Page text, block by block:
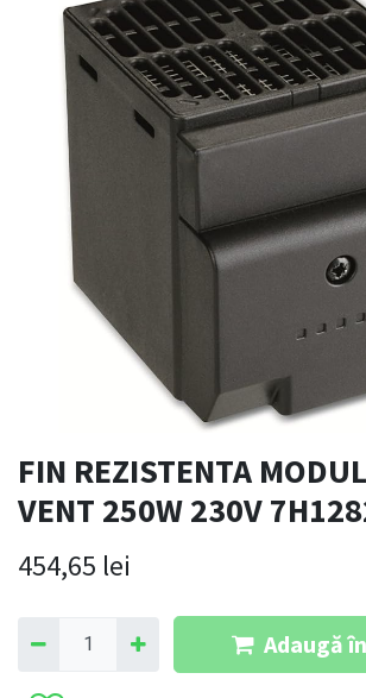
FIN REZISTENTA
VENT 250W 230V
454,65 lei
Adaugă